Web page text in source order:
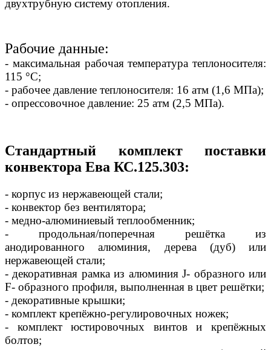
двухтрубную систему отопления.
Рабочие данные:
- максимальная рабочая температура теплоносителя:
115 °С;
- рабочее давление теплоносителя: 16 атм (1,6 МПа);
- опрессовочное давление: 25 атм (2,5 МПа).
Стандартный комплект поставки
конвектора Ева КС.125.303:
- корпус из нержавеющей стали;
- конвектор без вентилятора;
- медно-алюминиевый теплообменник;
- продольная/поперечная решётка из
анодированного алюминия, дерева (дуб) или
нержавеющей стали;
- декоративная рамка из алюминия J- образного или
F- образного профиля, выполненная в цвет решётки;
- декоративные крышки;
- комплект крепёжно-регулировочных ножек;
- комплект юстировочных винтов и крепёжных
болтов;